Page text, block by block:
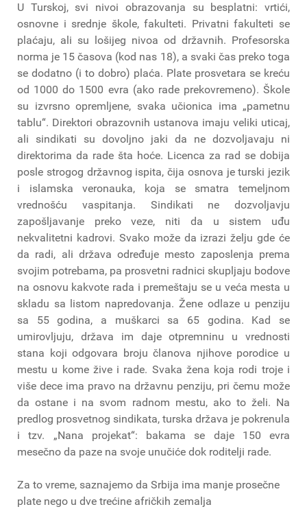
U Turskoj, svi nivoi obrazovanja su besplatni: vrtići,
osnovne i srednje škole, fakulteti. Privatni fakulteti se
plaćaju, ali su lošijeg nivoa od državnih. Profesorska
norma je 15 časova (kod nas 18), a svaki čas preko toga
se dodatno (i to dobro) plaća. Plate prosvetara se kreću
od 1000 do 1500 evra (ako rade prekovremeno). Škole
su izvrsno opremljene, svaka učionica ima „pametnu
tablu“. Direktori obrazovnih ustanova imaju veliki uticaj,
ali sindikati su dovoljno jaki da ne dozvoljavaju ni
direktorima da rade šta hoće. Licenca za rad se dobija
posle strogog državnog ispita, čija osnova je turski jezik
i islamska veronauka, koja se smatra temeljnom
vrednošću vaspitanja. Sindikati ne dozvoljavju
zapošljavanje preko veze, niti da u sistem uđu
nekvalitetni kadrovi. Svako može da izrazi želju gde će
da radi, ali država određuje mesto zaposlenja prema
svojim potrebama, pa prosvetni radnici skupljaju bodove
na osnovu kakvote rada i premeštaju se u veća mesta u
skladu sa listom napredovanja. Žene odlaze u penziju
sa 55 godina, a muškarci sa 65 godina. Kad se
umirovljuju, država im daje otpremninu u vrednosti
stana koji odgovara broju članova njihove porodice u
mestu u kome žive i rade. Svaka žena koja rodi troje i
više dece ima pravo na državnu penziju, pri čemu može
da ostane i na svom radnom mestu, ako to želi. Na
predlog prosvetnog sindikata, turska država je pokrenula
i tzv. „Nana projekat“: bakama se daje 150 evra
mesečno da paze na svoje unučiće dok roditelji rade.
Za to vreme, saznajemo da Srbija ima manje prosečne
plate nego u dve trećine afričkih zemalja